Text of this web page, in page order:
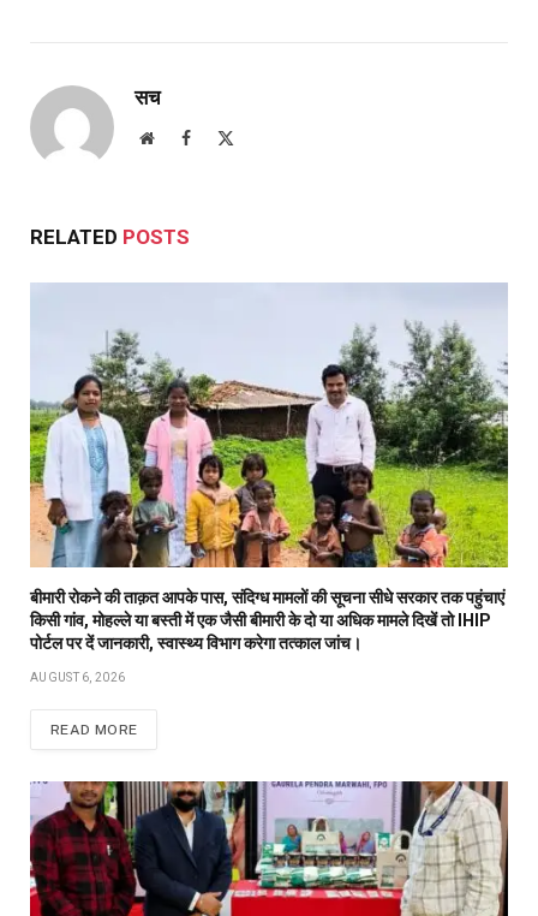
सच
WebsiteFacebook
RELATED POSTS
बीमारी रोकने की ताक़त आपके पास, संदिग्ध मामलों की सूचना सीधे सरकार तक पहुंचाएं
किसी गांव, मोहल्ले या बस्ती में एक जैसी बीमारी के दो या अधिक मामले दिखें तो IHIP
पोर्टल पर दें जानकारी, स्वास्थ्य विभाग करेगा तत्काल जांच।
AUGUST 6, 2026
READ MORE